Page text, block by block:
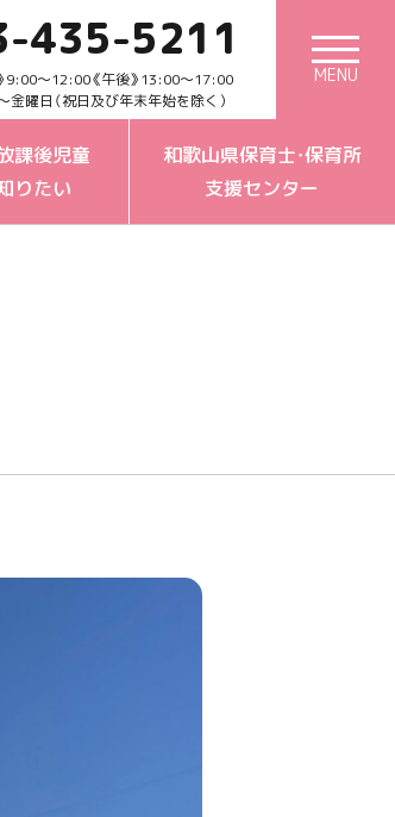
435-5211
9:00～12:00《午後》13:00～17:00
（祝日及び年末年始を除く）
MENU
課後児童
りたい
和歌山県保育士・保育所
支援センター